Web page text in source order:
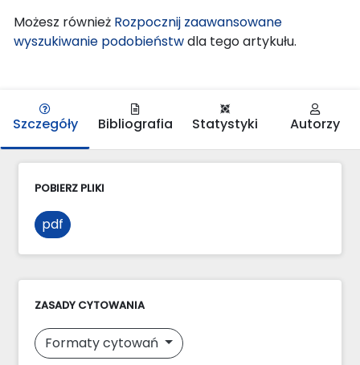
Możesz również Rozpocznij zaawansowane
wyszukiwanie podobieństwdla tego artykułu.
Szczegóły Bibliografia Statystyki Autorzy
POBIERZ PLIKI
pdf
ZASADY CYTOWANIA
Formaty cytowań